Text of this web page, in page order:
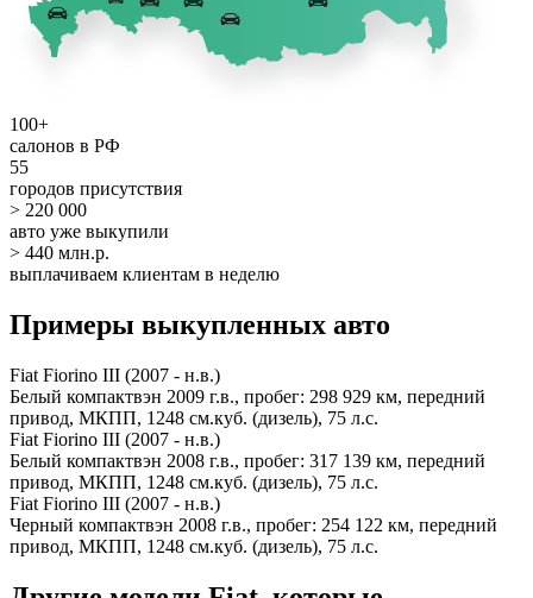
100+
салонов в РФ
55
городов присутствия
> 220 000
авто уже выкупили
> 440 млн.р.
выплачиваем клиентам в неделю
Примеры выкупленных авто
Fiat Fiorino III (2007 - н.в.)
Белый компактвэн 2009 г.в., пробег: 298 929 км, передний
привод, МКПП, 1248 см.куб. (дизель), 75 л.с.
Fiat Fiorino III (2007 - н.в.)
Белый компактвэн 2008 г.в., пробег: 317 139 км, передний
привод, МКПП, 1248 см.куб. (дизель), 75 л.с.
Fiat Fiorino III (2007 - н.в.)
Черный компактвэн 2008 г.в., пробег: 254 122 км, передний
привод, МКПП, 1248 см.куб. (дизель), 75 л.с.